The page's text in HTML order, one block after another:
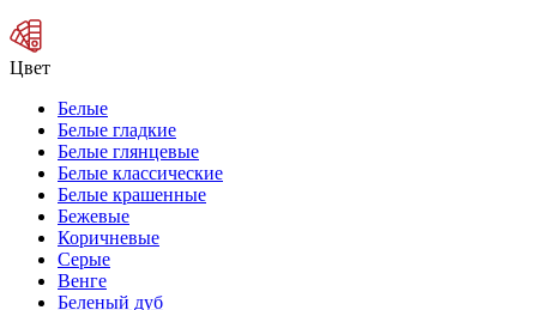
Цвет
Белые
Белые гладкие
Белые глянцевые
Белые классические
Белые крашенные
Бежевые
Коричневые
Серые
Венге
Беленый дуб